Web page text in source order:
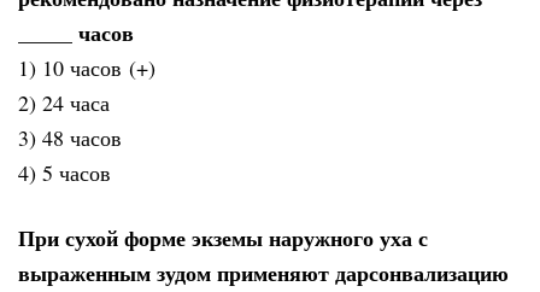
_____ часов
1) 10 часов (+)
2) 24 часа
3) 48 часов
4) 5 часов
При сухой форме экземы наружного уха с
выраженным зудом применяют дарсонвализацию